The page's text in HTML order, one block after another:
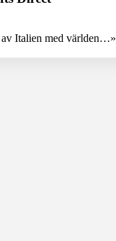
av Italien med världen…»